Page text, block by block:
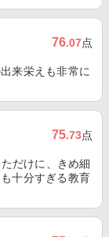
76.07点
来栄えも非常に
75.73点
だけに、きめ細
十分すぎる教育